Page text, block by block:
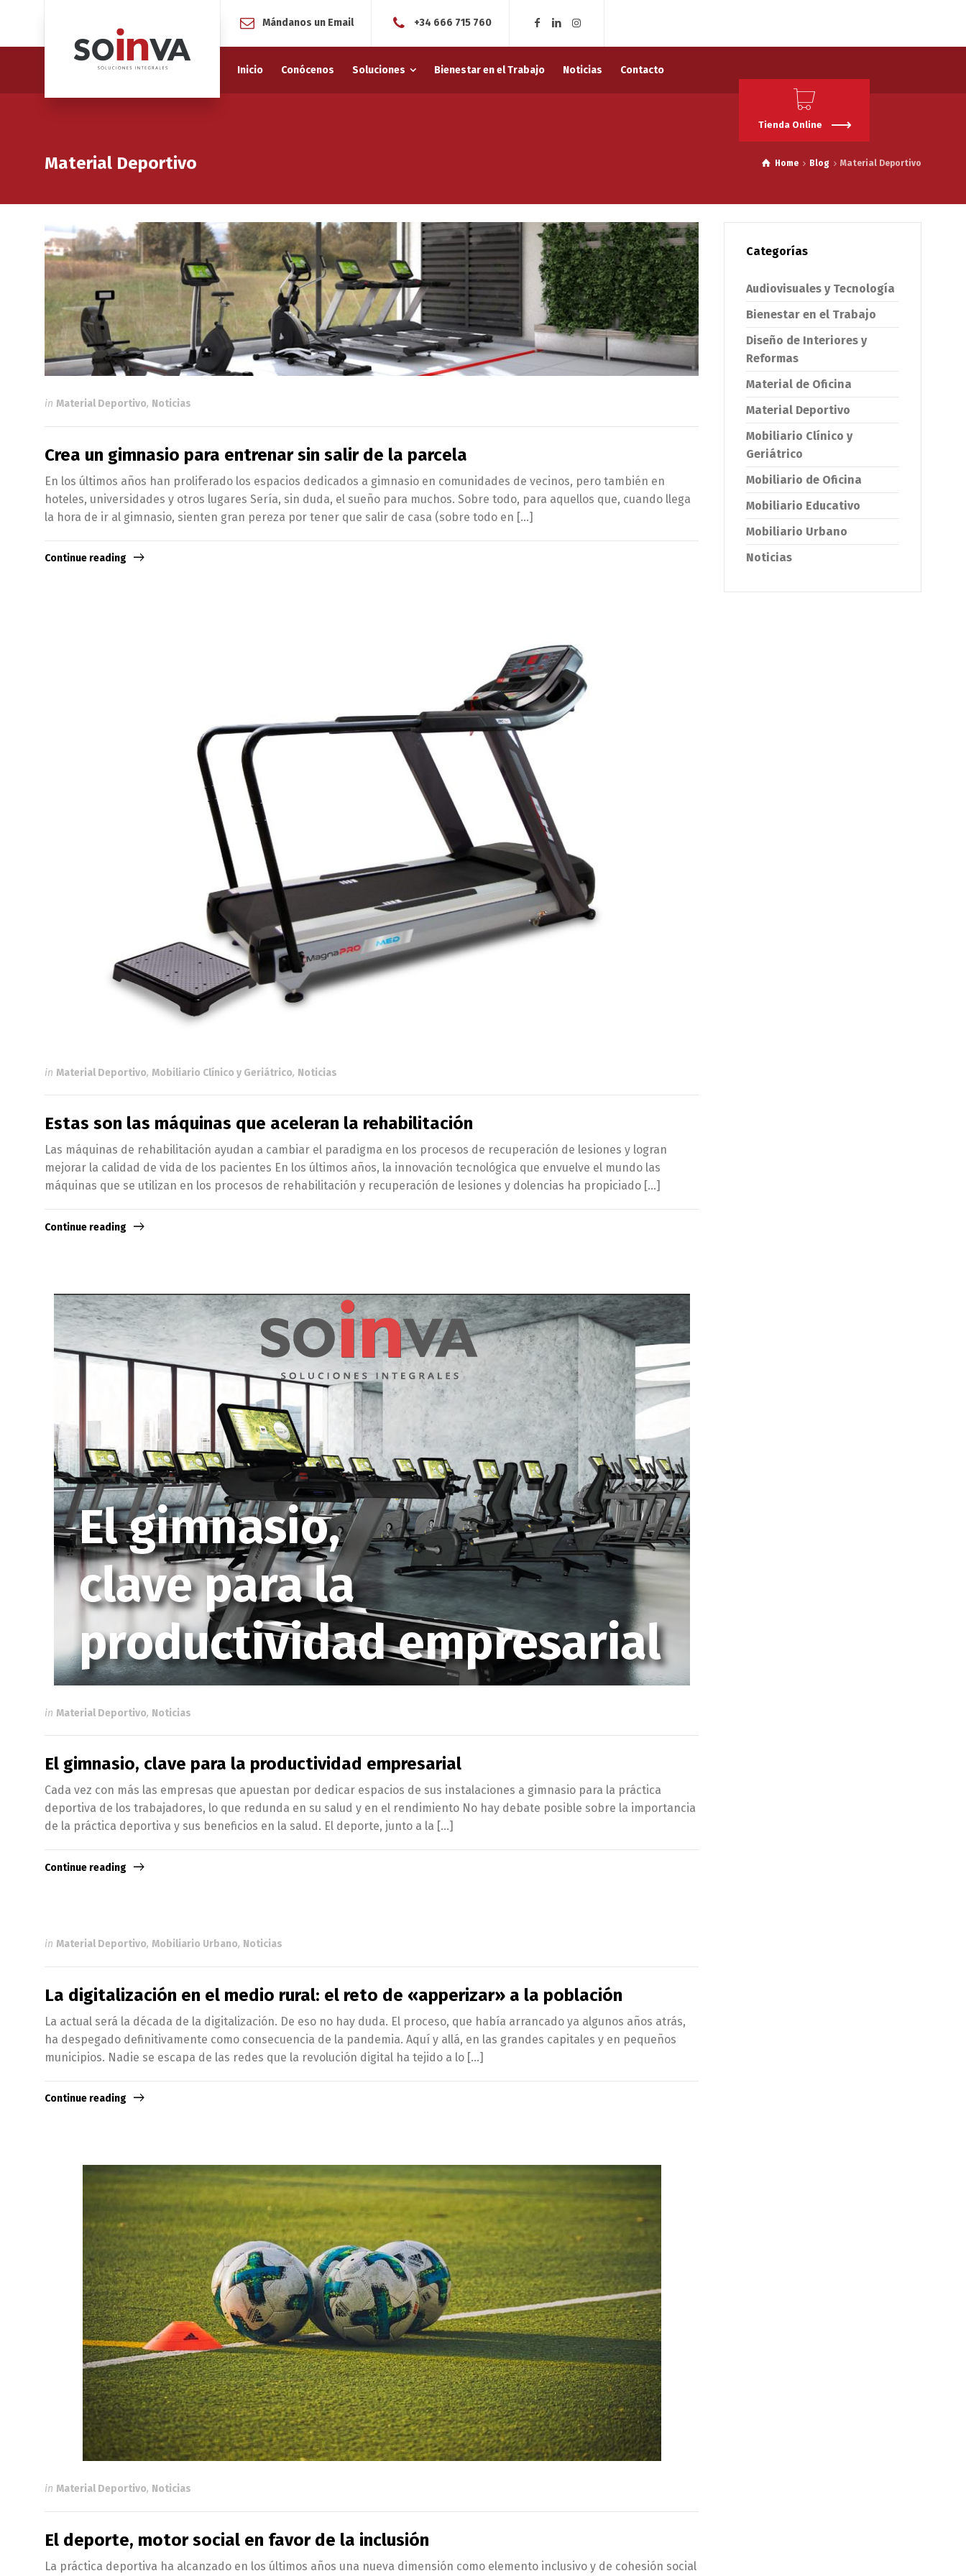
Mándanos un Email +34 666 715 760
Inicio Conócenos Soluciones Bienestar en el Trabajo Noticias Contacto
Material Deportivo Home Blog Material Deportivo
in Material Deportivo, Noticias
Crea un gimnasio para entrenar sin salir de la parcela
En los últimos años han proliferado los espacios dedicados a gimnasio en comunidades de vecinos, pero también en
hoteles, universidades y otros lugares Sería, sin duda, el sueño para muchos. Sobre todo, para aquellos que, cuando llega
la hora de ir al gimnasio, sienten gran pereza por tener que salir de casa (sobre todo en […]
Continue reading
in Material Deportivo, Mobiliario Clínico y Geriátrico, Noticias
Estas son las máquinas que aceleran la rehabilitación
Las máquinas de rehabilitación ayudan a cambiar el paradigma en los procesos de recuperación de lesiones y logran
mejorar la calidad de vida de los pacientes En los últimos años, la innovación tecnológica que envuelve el mundo las
máquinas que se utilizan en los procesos de rehabilitación y recuperación de lesiones y dolencias ha propiciado […]
Continue reading
in Material Deportivo, Noticias
El gimnasio, clave para la productividad empresarial
Cada vez con más las empresas que apuestan por dedicar espacios de sus instalaciones a gimnasio para la práctica
deportiva de los trabajadores, lo que redunda en su salud y en el rendimiento No hay debate posible sobre la importancia
de la práctica deportiva y sus beneficios en la salud. El deporte, junto a la […]
Continue reading
in Material Deportivo, Mobiliario Urbano, Noticias
La digitalización en el medio rural: el reto de «apperizar» a la población
La actual será la década de la digitalización. De eso no hay duda. El proceso, que había arrancado ya algunos años atrás,
ha despegado definitivamente como consecuencia de la pandemia. Aquí y allá, en las grandes capitales y en pequeños
municipios. Nadie se escapa de las redes que la revolución digital ha tejido a lo […]
Continue reading
in Material Deportivo, Noticias
El deporte, motor social en favor de la inclusión
La práctica deportiva ha alcanzado en los últimos años una nueva dimensión como elemento inclusivo y de cohesión social
Categorías
Audiovisuales y Tecnología
Bienestar en el Trabajo
Diseño de Interiores y
Reformas
Material de Oficina
Material Deportivo
Mobiliario Clínico y
Geriátrico
Mobiliario de Oficina
Mobiliario Educativo
Mobiliario Urbano
Noticias
Tienda Online